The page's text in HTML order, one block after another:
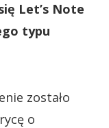
Let’s Note
typu
zostało
o